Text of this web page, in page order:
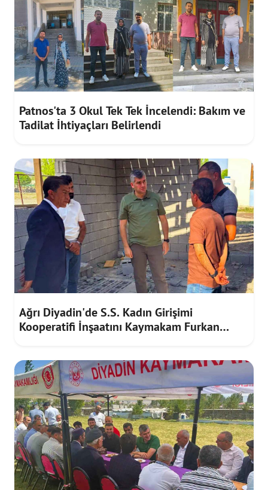
Patnos'ta 3 Okul Tek Tek İncelendi: Bakım ve
Tadilat İhtiyaçları Belirlendi
Ağrı Diyadin'de S.S. Kadın Girişimi
Kooperatifi İnşaatını Kaymakam Furkan